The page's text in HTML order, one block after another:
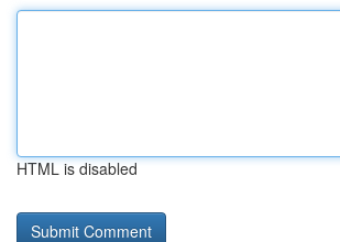
HTML is disabled